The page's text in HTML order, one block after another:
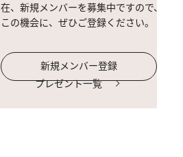
在、新規メンバーを募集中ですので、
この機会に、ぜひご登録ください。
新規メンバー登録
プレゼント一覧